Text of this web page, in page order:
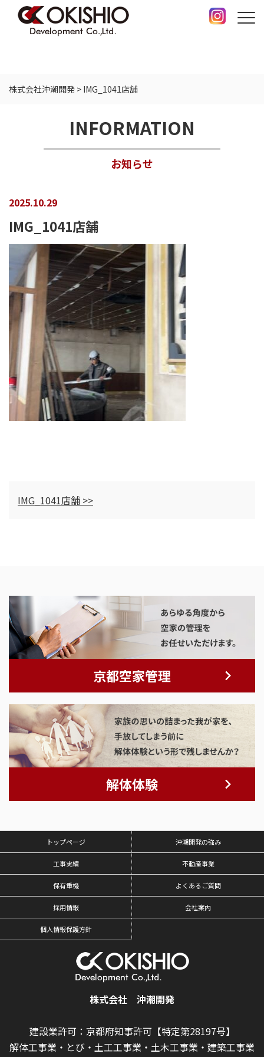
株式会社沖潮開発 > IMG_1041店舗
INFORMATION
お知らせ
2025.10.29
IMG_1041店舗
IMG_1041店舗 >>
京都空家管理
解体体験
トップページ 沖潮開発の強み
工事実績 不動産事業
保有重機 よくあるご質問
採用情報 会社案内
個人情報保護方針
株式会社 沖潮開発
建設業許可：京都府知事許可【特定第28197号】
解体工事業・とび・土工工事業・土木工事業・建築工事業